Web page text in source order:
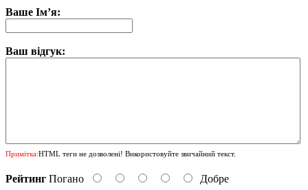
Ваше Ім’я:
Ваш відгук:
Примітка:HTML теги не дозволені! Використовуйте звичайний текст.
Рейтинг Погано Добре